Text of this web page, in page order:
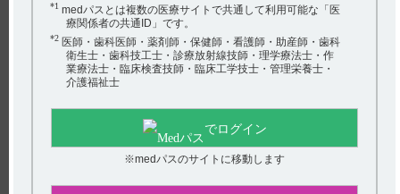
【レケンビ】 ARIA-Hの重症度分類について教えてくださ
い。
【ルネスタ】 簡易懸濁法に関する情報はありますか？
250ｍL以下の用量で希釈しても良いでしょうか。
【レケンビ】 2週間に1回の点滴静注ですが、投与日がず
アンケート:ご意見をお聞かせください
(選択してください)
*1 medパスとは複数の医療サイトで共通して利用可能な「医
療関係者の共通ID」です。
*2 医師・歯科医師・薬剤師・保健師・看護師・助産師・歯科
衛生士・歯科技工士・診療放射線技師・理学療法士・作
業療法士・臨床検査技師・臨床工学技士・管理栄養士・
介護福祉士
でログイン
※medパスのサイトに移動します